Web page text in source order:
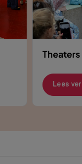
Theaters
Lees